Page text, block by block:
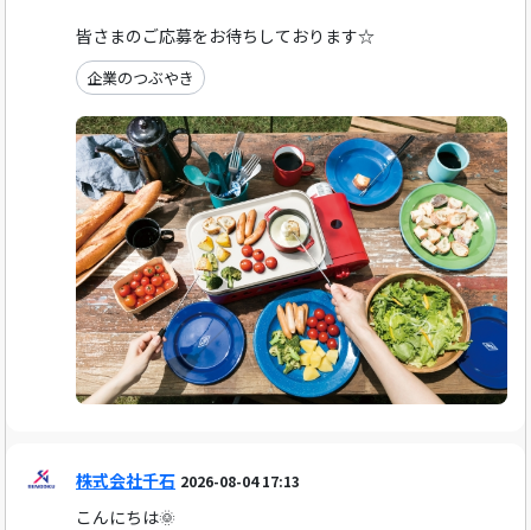
皆さまのご応募をお待ちしております☆
企業のつぶやき
株式会社千石 2026-08-04 17:13
こんにちは🌞